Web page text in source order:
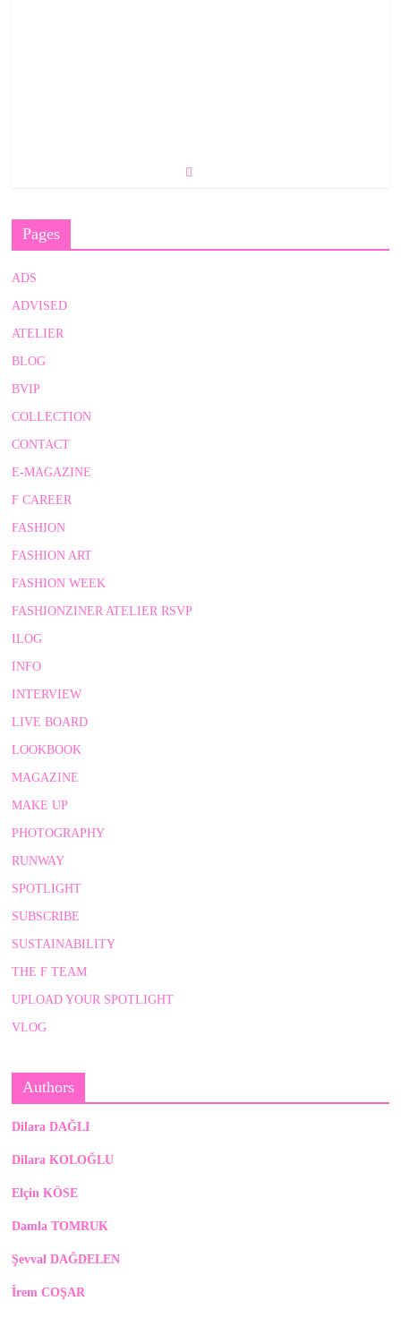
Pages
ADS
ADVISED
ATELIER
BLOG
BVIP
COLLECTION
CONTACT
E-MAGAZINE
F CAREER
FASHION
FASHION ART
FASHION WEEK
FASHIONZINER ATELIER RSVP
ILOG
INFO
INTERVIEW
LIVE BOARD
LOOKBOOK
MAGAZINE
MAKE UP
PHOTOGRAPHY
RUNWAY
SPOTLIGHT
SUBSCRIBE
SUSTAINABILITY
THE F TEAM
UPLOAD YOUR SPOTLIGHT
VLOG
Authors
Dilara DAĞLI
Dilara KOLOĞLU
Elçin KÖSE
Damla TOMRUK
Şevval DAĞDELEN
İrem COŞAR